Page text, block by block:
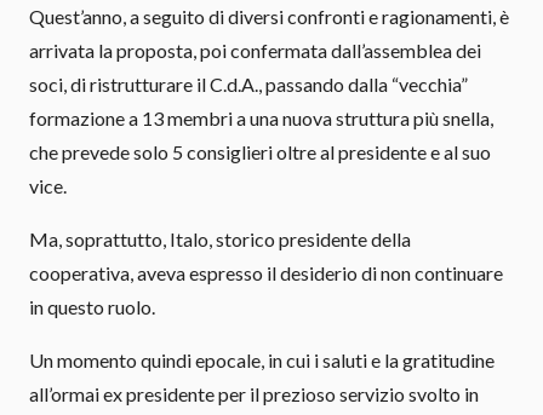
Quest’anno, a seguito di diversi confronti e ragionamenti, è
arrivata la proposta, poi confermata dall’assemblea dei
soci, di ristrutturare il C.d.A., passando dalla “vecchia”
formazione a 13 membri a una nuova struttura più snella,
che prevede solo 5 consiglieri oltre al presidente e al suo
vice.
Ma, soprattutto, Italo, storico presidente della
cooperativa, aveva espresso il desiderio di non continuare
in questo ruolo.
Un momento quindi epocale, in cui i saluti e la gratitudine
all’ormai ex presidente per il prezioso servizio svolto in